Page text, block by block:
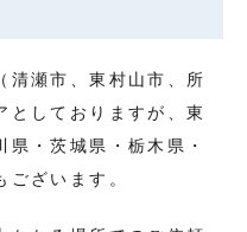
清瀬市、東村山市、所
としておりますが、東
・茨城県・栃木県・
ざいます。